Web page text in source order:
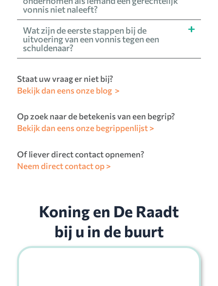
vonnis niet naleeft?
Wat zijn de eerste stappen bij de
uitvoering van een vonnis tegen een
schuldenaar?
Staat uw vraag er niet bij?
Bekijk dan eens onze blog >
Op zoek naar de betekenis van een begrip?
Bekijk dan eens onze begrippenlijst >
Of liever direct contact opnemen?
Neem direct contact op >
Koning en De Raadt
bij u in de buurt